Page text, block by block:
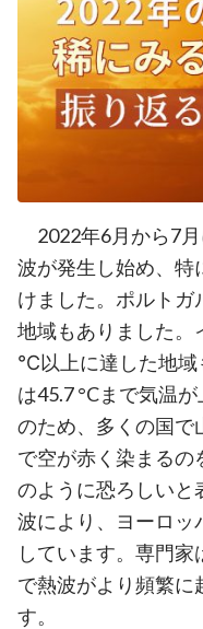
2022年6月から7
波が発生し始め、特
けました。ポルト
地域もありました。
℃以上に達した地域
は45.7 °Cまで気温
のため、多くの国で
で空が赤く染まる
のように恐ろしいと
波により、ヨーロッ
しています。専門
で熱波がより頻繁に
す。